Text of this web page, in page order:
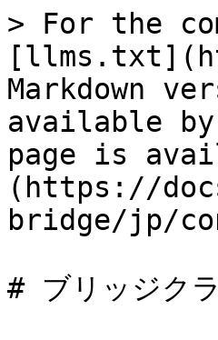
> For the
Markdown
available
page is
(https://
bridge/jp/
# ブリッジク